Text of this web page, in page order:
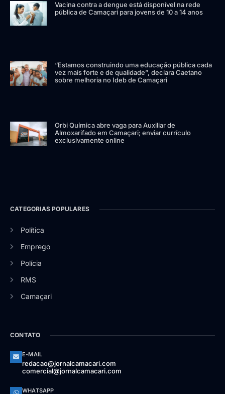
Vacina contra a dengue está disponível na rede
pública de Camaçari para jovens de 10 a 14 anos
“Estamos construindo uma educação pública cada
vez mais forte e de qualidade”, declara Caetano
sobre melhoria no Ideb de Camaçari
Orbi Química abre vaga para Auxiliar de
Almoxarifado em Camaçari; enviar currículo
exclusivamente online
CATEGORIAS POPULARES
Política
Emprego
Polícia
RMS
Camaçari
CONTATO
E-MAIL
redacao@jornalcamacari.com
comercial@jornalcamacari.com
WHATSAPP